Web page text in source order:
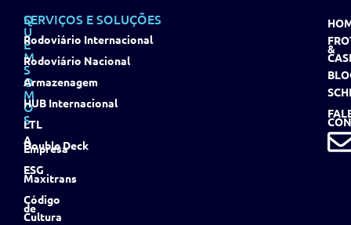
Q
U
E
M
S
O
M
O
S
A
Empresa
ESG
Maxitrans
Código
de
Cultura
SERVIÇOS E SOLUÇÕES
Rodoviário Internacional
Rodoviário Nacional
Armazenagem
HUB Internacional
LTL
Double Deck
&